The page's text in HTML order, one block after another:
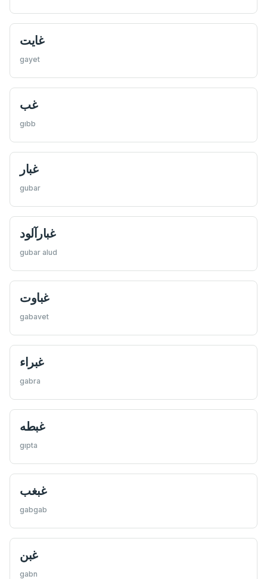
غايت
gayet
غب
gıbb
غبار
gubar
غبار‌آلود
gubar alud
غباوت
gabavet
غبراء
gabra
غبطه
gıpta
غبغب
gabgab
غبن
gabn